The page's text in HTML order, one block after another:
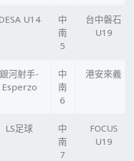
U14
中
南
5
台中磐石
U19
銀河射手-
Esperzo
中
南
6
港安來義
LS足球
中
南
7
FOCUS
U19